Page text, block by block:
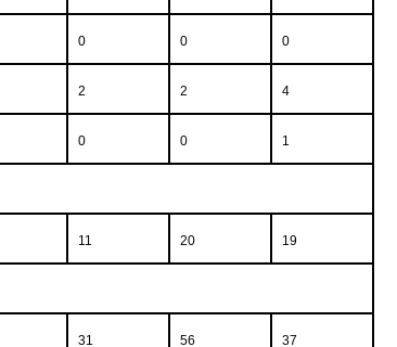
0 0 0
2 2 4
0 0 1
11 20 19
31 56 37